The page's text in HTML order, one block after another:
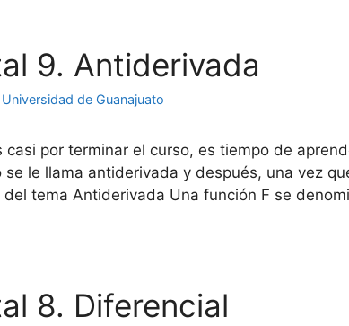
9. Antiderivada
Universidad de Guanajuato
casi por terminar el curso, es tiempo de
se le llama antiderivada y después, una vez
del tema Antiderivada Una función F se
8. Diferencial